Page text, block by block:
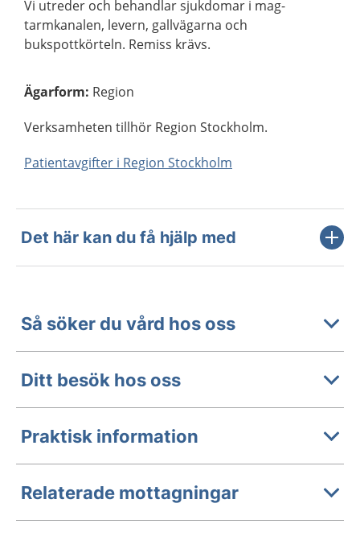
Vi utreder och behandlar sjukdomar i mag-
tarmkanalen, levern, gallvägarna och
bukspottkörteln. Remiss krävs.
Ägarform: Region
Verksamheten tillhör Region Stockholm.
Patientavgifter i Region Stockholm
Det här kan du få hjälp med
Så söker du vård hos oss
Ditt besök hos oss
Praktisk information
Relaterade mottagningar